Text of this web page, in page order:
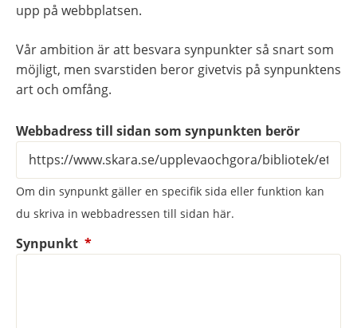
upp på webbplatsen.
Vår ambition är att besvara synpunkter så snart som
möjligt, men svarstiden beror givetvis på synpunktens
art och omfång.
Webbadress till sidan som synpunkten berör
Om din synpunkt gäller en specifik sida eller funktion kan
du skriva in webbadressen till sidan här.
Synpunkt *(obligatorisk)